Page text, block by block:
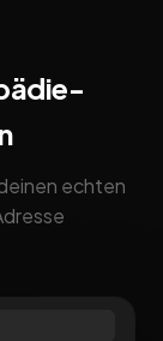
echten